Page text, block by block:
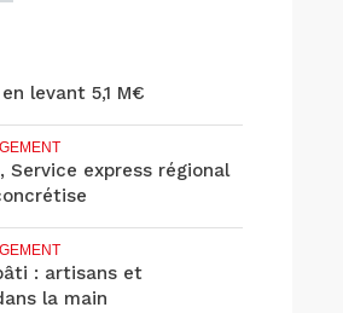
levant 5,1 M€
Service express régional
: artisans et
la main